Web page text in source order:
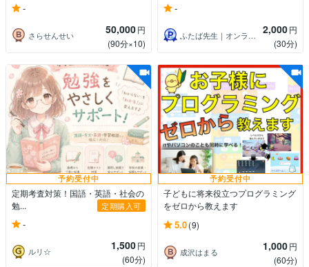
-
さらせんせい 50,000円
(90分×10)
-
ふたば先生｜オンライン家庭教師 2,000円
(30分)
予約受付中
定期考査対策！国語・英語・社会の
勉...
定期購入可
-
ルリ☆ 1,500円
(60分)
予約受付中
子どもに将来役立つプログラミング
をゼロから教えます
5.0(9)
成沢はまる 1,000円
(60分)